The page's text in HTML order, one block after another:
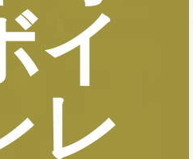
イ
レ